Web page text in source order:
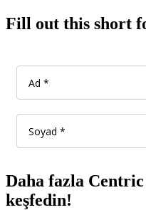
Fill out this short
Daha fazla
keşfedin!